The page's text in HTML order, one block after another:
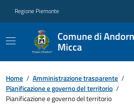
Regione Piemonte
Comune di
Micca
Home / Amministrazione trasparente /
Pianificazione e governo del territorio /
Pianificazione e governo del territorio